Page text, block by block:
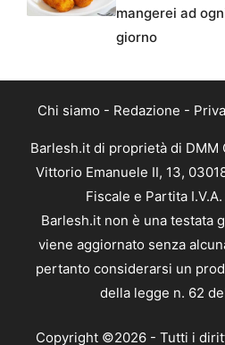
mangerei ad
giorno
Chi siamo - Redazione -
Barlesh.it di proprietà di DMM
Vittorio Emanuele II, 13,
Fiscale e Partita
Barlesh.it non è una testata
viene aggiornato senza
pertanto considerarsi un
della legge n. 62
Copyright ©2026 - Tutti i